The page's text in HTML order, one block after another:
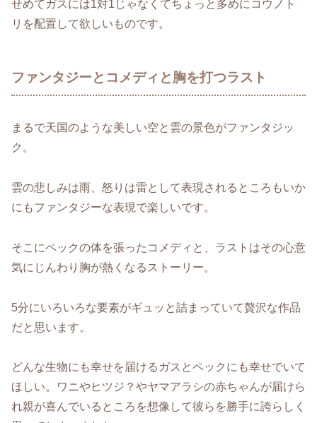
せめてガスには1対1じゃなくてちょっと多めにコウノト
リを配置して欲しいものです。
ファンタジーとコメディと胸を打つラスト
まるで天国のような美しい空と雲の景色がファンタジッ
ク。
雲の悲しみは雨、怒りは雷として表現されるところもいか
にもファンタジーな表現で楽しいです。
そこにペックの体を張ったコメディと、ラストはその心意
気にじんわり胸が熱くなるストーリー。
5分にいろいろな要素がギュッと詰まっていて贅沢な作品
だと思います。
どんな生物にも幸せを届けるガスとペックにも幸せでいて
ほしい。ワニやヒツジ？やヤマアラシの赤ちゃんが届けら
れ親が喜んでいるところを想像して彼らを勝手に誇らしく